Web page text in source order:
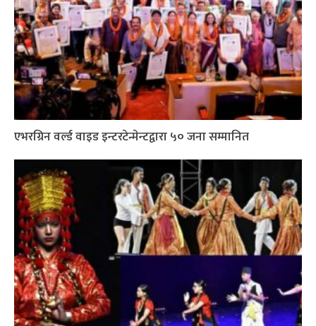
एभरग्रिन वर्ल्ड वाइड इन्टरटेन्मेन्टद्वारा ५० जना सम्मानित